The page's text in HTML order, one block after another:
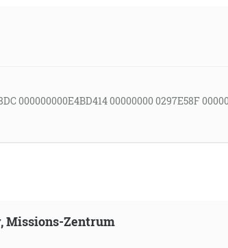
000000000E4BD414 00000000 0297E58F
Missions-Zentrum